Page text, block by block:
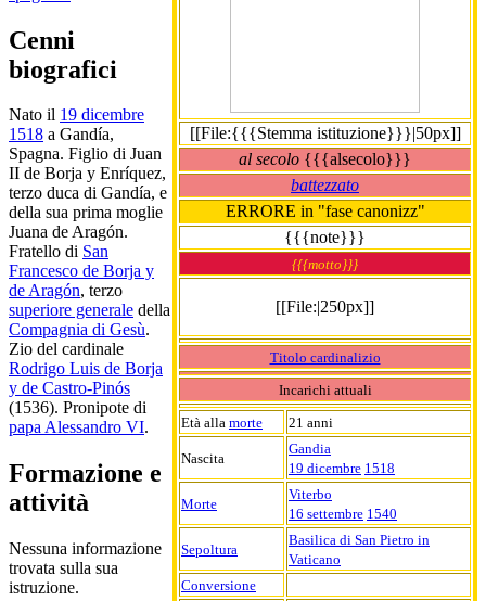
[[File:{{{Stemma istituzione}}}|50px]]
al secolo {{{alsecolo}}}
battezzato
ERRORE in "fase canonizz"
{{{note}}}
{{{motto}}}
[[File:|250px]]
Titolo cardinalizio
Incarichi attuali
Età alla morte 21 anni
Nascita
Gandia
19 dicembre 1518
Morte
Viterbo
16 settembre 1540
Sepoltura
Basilica di San Pietro in
Vaticano
Conversione
Cenni
biografici
Nato il 19 dicembre
1518 a Gandía,
Spagna. Figlio di Juan
II de Borja y Enríquez,
terzo duca di Gandía, e
della sua prima moglie
Juana de Aragón.
Fratello di San
Francesco de Borja y
de Aragón, terzo
superiore generale della
Compagnia di Gesù.
Zio del cardinale
Rodrigo Luis de Borja
y de Castro-Pinós
(1536). Pronipote di
papa Alessandro VI.
Formazione e
attività
Nessuna informazione
trovata sulla sua
istruzione.